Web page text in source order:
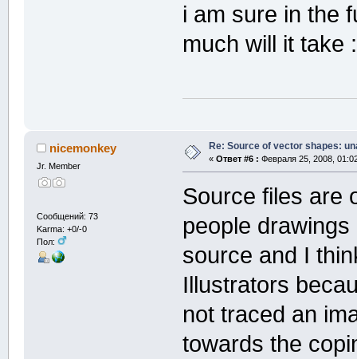
i am sure in the
much will it take
nicemonkey
Jr. Member
Сообщений: 73
Karma: +0/-0
Пол:
Re: Source of vector shapes:
« Ответ #6 : Февраля 25, 2008,
Source files are
people
source and I
Illustrators
not traced an
towards the